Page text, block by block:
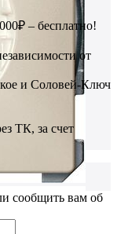
– бесплатно!
от
и Соловей-Ключ
ТК, за счет
сообщить вам об